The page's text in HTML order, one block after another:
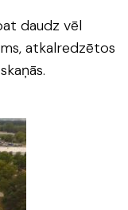
daudz vēl
atkalredzētos